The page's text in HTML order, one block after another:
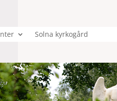
Solna kyrkogård